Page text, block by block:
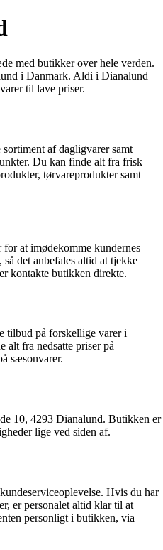
med butikker over hele verden.
i Danmark. Aldi i Dianalund
til lave priser.
af dagligvarer samt
Du kan finde alt fra frisk
tørvareprodukter samt
at imødekomme kundernes
det anbefales altid at tjekke
kontakte butikken direkte.
tilbud på forskellige varer i
alt fra nedsatte priser på
sæsonvarer.
10, 4293 Dianalund. Butikken er
lige ved siden af.
Hvis du har
er personalet altid klar til at
personligt i butikken, via